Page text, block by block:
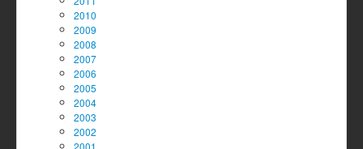
2010
2009
2008
2007
2006
2005
2004
2003
2002
2001